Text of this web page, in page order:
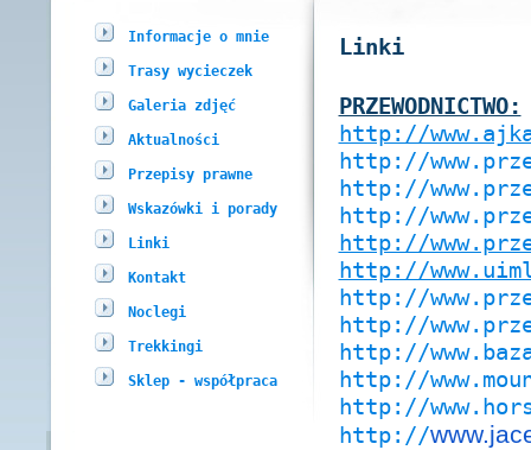
Informacje o mnie
Trasy wycieczek
Galeria zdjęć
Aktualności
Przepisy prawne
Wskazówki i porady
Linki
Kontakt
Noclegi
Trekkingi
Sklep - współpraca
Linki
PRZEWODNICTWO:
http://
http://
http://
http://
http://
http://
http://
http://
http://
http://
http://
http://